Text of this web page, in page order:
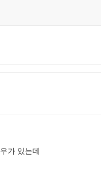
가 있는데